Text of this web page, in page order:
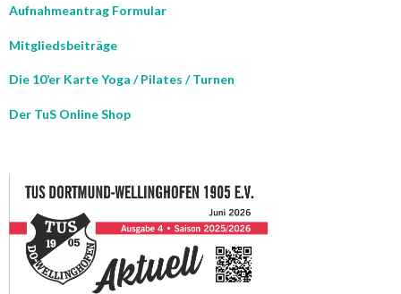
Aufnahmeantrag Formular
Mitgliedsbeiträge
Die 10’er Karte Yoga / Pilates / Turnen
Der TuS Online Shop